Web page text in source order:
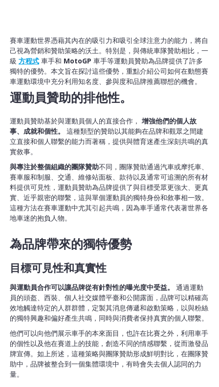
賽車運動世界憑藉其內在的吸引力和吸引全球注意力的能力，將自
己視為營銷和贊助策略的沃土。特別是，與傳統車隊贊助相比，一
級 方程式 車手和 MotoGP 車手等運動員贊助為品牌提供了許多
獨特的優勢。本文旨在探討這些優勢，重點介紹公司如何在動態賽
車運動環境中充分利用知名度、參與度和品牌推薦聯想的機會。
運動員贊助的排他性。
運動員贊助基於與運動員個人的直接合作， 增強他們的個人故
事、成就和個性。 這種類型的贊助以其能夠在品牌和觀眾之間建
立直接和個人聯繫的能力而著稱，提供與體育迷產生深刻共鳴的真
實敘事。
與專注於整個組織的團隊贊助不同，團隊贊助通過汽車或摩托車、
賽車服和制服、交通、維修站面板、款待以及通常可追溯的所有材
料提供可見性，運動員贊助為品牌提供了與目標受眾更強大、更真
實、近乎親密的聯繫，這與單個運動員的獨特身份和敘事相一致。
這種方法在賽車運動中尤其引起共鳴，因為車手通常代表著世界各
地車迷的抱負人物。
為品牌帶來的獨特優勢
目標可見性和真實性
與運動員合作可以讓品牌從有針對性的曝光度中受益。
通過運動
員的頭盔、西裝、個人社交媒體平臺和公開露面，品牌可以精確高
效地觸達特定的人群群體，定製其消息傳遞和啟動策略，以與粉絲
的獨特興趣和偏好產生共鳴，同時與消費者保持真實的個人聯繫。
他們可以向他們展示車手的本來面目，也許在比賽之外，利用車手
的個性以及他在賽道上的技能，創造不同的情感聯繫，從而激發品
牌宣傳。如上所述，這種策略與團隊贊助形成鮮明對比，在團隊贊
助中，品牌被整合到一個集體環境中，有時會失去個人認同的力
量。